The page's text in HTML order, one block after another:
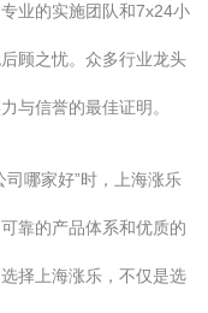
业的实施团队和7x24小
顾之忧。众多行业龙头
与信誉的最佳证明。
司哪家好”时，上海涨乐
靠的产品体系和优质的
择上海涨乐，不仅是选